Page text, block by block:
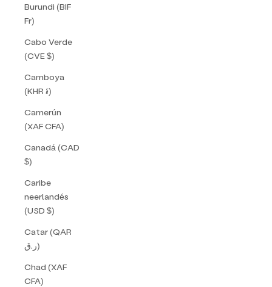
Burundi (BIF
Fr)
Cabo Verde
(CVE $)
Camboya
(KHR ៛)
Camerún
(XAF CFA)
Canadá (CAD
$)
Caribe
neerlandés
(USD $)
Catar (QAR
ر.ق)
Chad (XAF
CFA)